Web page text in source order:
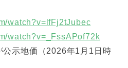
watch?v=lfFj2tJubec
watch?v=_FssAPof72k
示地価（2026年1月1日時